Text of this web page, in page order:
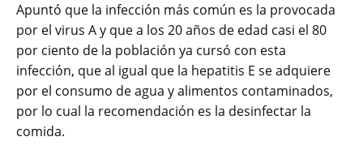
Apuntó que la infección más común es la provocada
por el virus A y que a los 20 años de edad casi el 80
por ciento de la población ya cursó con esta
infección, que al igual que la hepatitis E se adquiere
por el consumo de agua y alimentos contaminados,
por lo cual la recomendación es la desinfectar la
comida.